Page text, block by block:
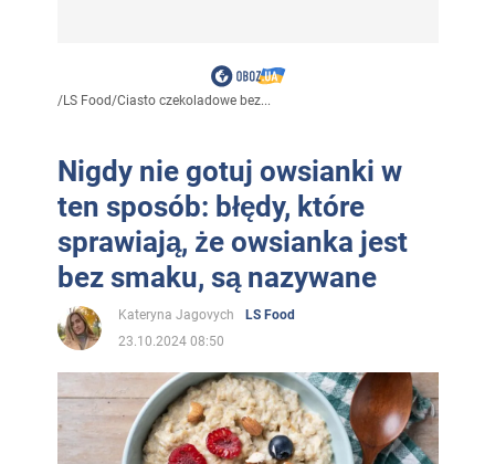
/LS Food/Ciasto czekoladowe bez...
Nigdy nie gotuj owsianki w
ten sposób: błędy, które
sprawiają, że owsianka jest
bez smaku, są nazywane
Kateryna Jagovych
LS Food
23.10.2024 08:50